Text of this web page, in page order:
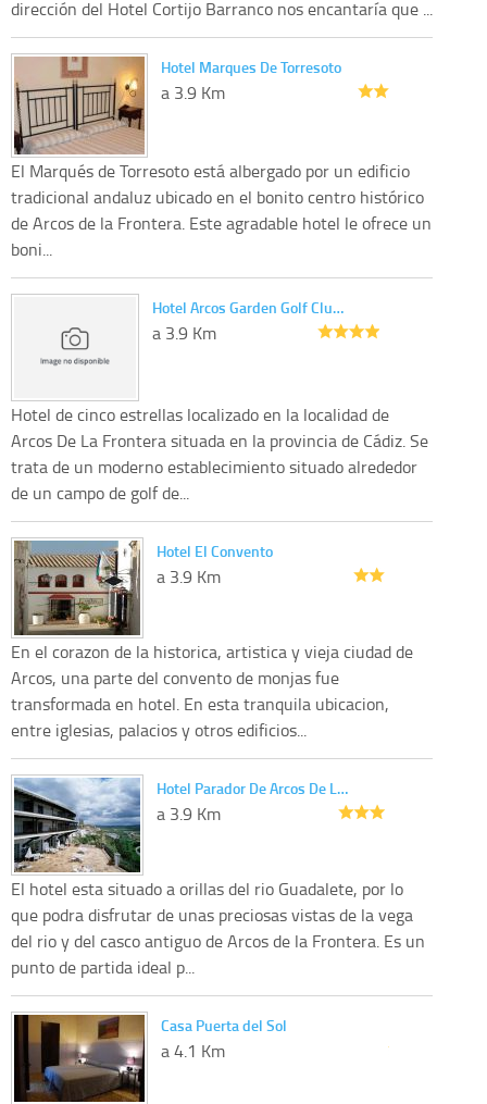
dirección del Hotel Cortijo Barranco nos encantaría que ...
Hotel Marques De Torresoto
a 3.9 Km
El Marqués de Torresoto está albergado por un edificio
tradicional andaluz ubicado en el bonito centro histórico
de Arcos de la Frontera. Este agradable hotel le ofrece un
boni...
Hotel Arcos Garden Golf Clu…
a 3.9 Km
Hotel de cinco estrellas localizado en la localidad de
Arcos De La Frontera situada en la provincia de Cádiz. Se
trata de un moderno establecimiento situado alrededor
de un campo de golf de...
Hotel El Convento
a 3.9 Km
En el corazon de la historica, artistica y vieja ciudad de
Arcos, una parte del convento de monjas fue
transformada en hotel. En esta tranquila ubicacion,
entre iglesias, palacios y otros edificios...
Hotel Parador De Arcos De L…
a 3.9 Km
El hotel esta situado a orillas del rio Guadalete, por lo
que podra disfrutar de unas preciosas vistas de la vega
del rio y del casco antiguo de Arcos de la Frontera. Es un
punto de partida ideal p...
Casa Puerta del Sol
a 4.1 Km